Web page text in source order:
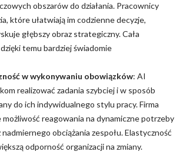
obszarów do działania. Pracownicy
które ułatwiają im codzienne decyzje,
głębszy obraz strategiczny. Cała
temu bardziej świadomie
w wykonywaniu obowiązków: AI
realizować zadania szybciej i w sposób
do ich indywidualnego stylu pracy. Firma
reagowania na dynamiczne potrzeby
obciążania zespołu. Elastyczność
odporność organizacji na zmiany.